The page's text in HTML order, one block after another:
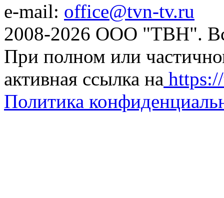
e-mail: office@tvn-tv.ru
2008-2026 ООО "ТВН".
При полном или
активная ссылка на
Политика